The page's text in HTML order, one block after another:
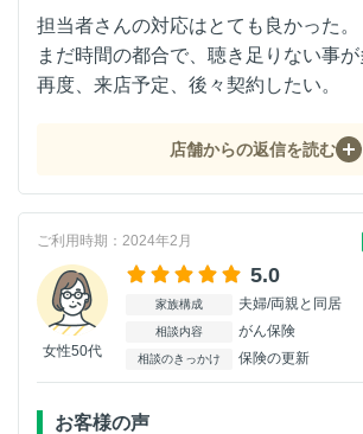
担当者さんの対応はとても良かった。
まだ時間の都合で、聴き足りない事が
再度、来店予定、後々契約したい。
店舗からの返信を読む
ご利用時期：2024年2月
女性50代
5.0
家族構成 夫婦/両親と同居
相談内容 がん保険
相談のきっかけ 保険の更新
お客様の声